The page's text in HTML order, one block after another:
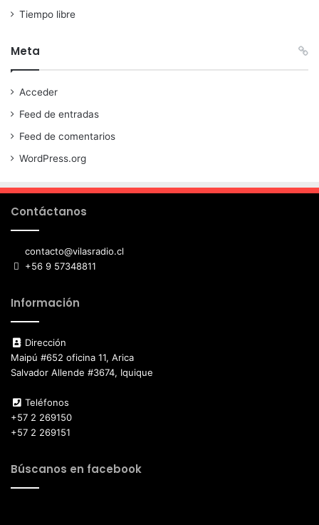
Tiempo libre
Meta
Acceder
Feed de entradas
Feed de comentarios
WordPress.org
Contáctanos
contacto@vilasradio.cl
+56 9 57348811
Información
Dirección
Maipú #652 oficina 11, Arica
Salvador Allende #3674, Iquique
Teléfonos
+57 2 269150
+57 2 269151
Búscanos en facebook